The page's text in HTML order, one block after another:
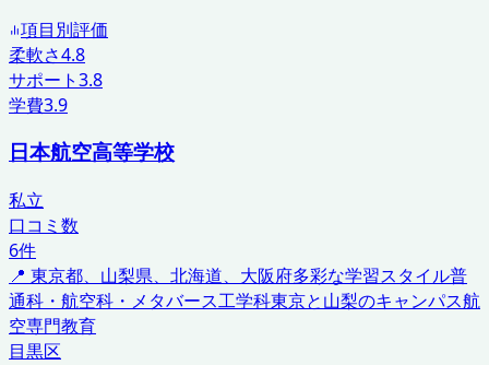
項目別評価
柔軟さ4.8
サポート3.8
学費3.9
日本航空高等学校
私立
口コミ数
6件
📍 東京都、山梨県、北海道、大阪府多彩な学習スタイル普
通科・航空科・メタバース工学科東京と山梨のキャンパス航
空専門教育
目黒区